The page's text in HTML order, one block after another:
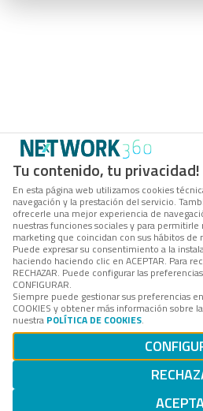
Tu contenido, tu privacidad!
En esta página web utilizamos cookies
navegación y la prestación del servicio.
ofrecerle una mejor experiencia de
nuestras funciones sociales y para
marketing que coincidan con sus hábitos de
Puede expresar su consentimiento a la
haciendo haciendo clic en ACEPTAR. Para
RECHAZAR. Puede configurar las
CONFIGURAR.
Siempre puede gestionar sus preferencias
COOKIES y obtener más información sobre
nuestra POLÍTICA DE COOKIES.